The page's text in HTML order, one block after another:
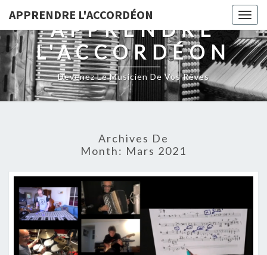
content
APPRENDRE L'ACCORDÉON
APPRENDRE
L'ACCORDÉON
Devenez Le Musicien De Vos Rêves
Archives De
Month: Mars 2021